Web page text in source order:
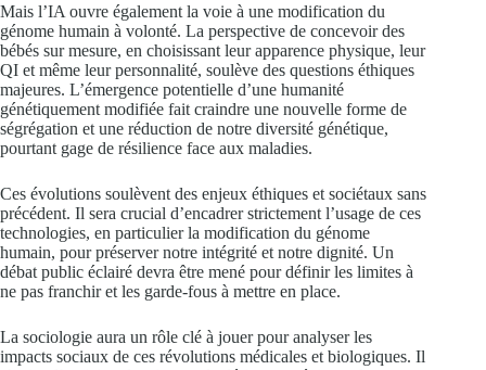
Mais l’IA ouvre également la voie à une modification du
génome humain à volonté. La perspective de concevoir des
bébés sur mesure, en choisissant leur apparence physique, leur
QI et même leur personnalité, soulève des questions éthiques
majeures. L’émergence potentielle d’une humanité
génétiquement modifiée fait craindre une nouvelle forme de
ségrégation et une réduction de notre diversité génétique,
pourtant gage de résilience face aux maladies.
Ces évolutions soulèvent des enjeux éthiques et sociétaux sans
précédent. Il sera crucial d’encadrer strictement l’usage de ces
technologies, en particulier la modification du génome
humain, pour préserver notre intégrité et notre dignité. Un
débat public éclairé devra être mené pour définir les limites à
ne pas franchir et les garde-fous à mettre en place.
La sociologie aura un rôle clé à jouer pour analyser les
impacts sociaux de ces révolutions médicales et biologiques. Il